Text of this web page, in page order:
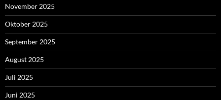
November 2025
Oktober 2025
September 2025
August 2025
Juli 2025
Juni 2025